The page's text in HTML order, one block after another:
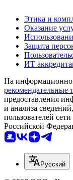
Этика и
Оказание
Защита
ИТ
На
рекомендательные
предоставления
и анализа
пользователей
Российской
Русский